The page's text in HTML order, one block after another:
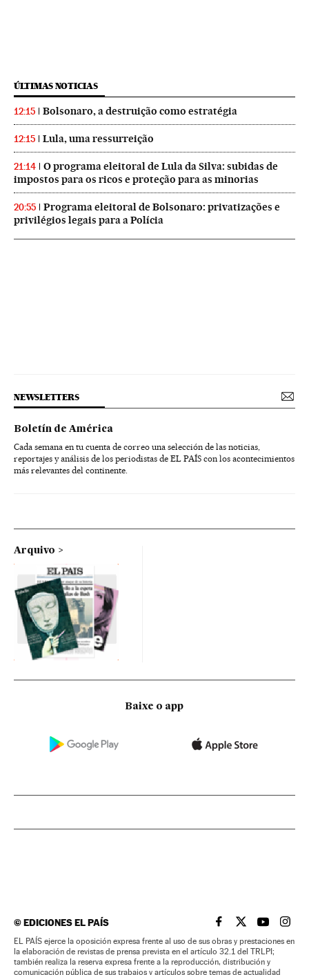
ÚLTIMAS NOTICIAS
12:15 Bolsonaro, a destruição como estratégia
12:15 Lula, uma ressurreição
21:14
O programa eleitoral de Lula da Silva: subidas de
impostos para os ricos e proteção para as minorias
20:55
Programa eleitoral de Bolsonaro: privatizações e
privilégios legais para a Polícia
NEWSLETTERS
Boletín de América
Cada semana en tu cuenta de correo una selección de las noticias,
reportajes y análisis de los periodistas de EL PAÍS con los acontecimientos
más relevantes del continente.
Arquivo
Baixe o app
©EDICIONES EL PAÍS EL PAÍS BRASIL EN
EL PAÍSEL PAÍS
EL
EL PAÍS ejerce la oposición expresa frente al uso de sus obras y prestaciones en
la elaboración de revistas de prensa prevista en el artículo 32.1 del TRLPI;
también realiza la reserva expresa frente a la reproducción, distribución y
comunicación pública de sus trabajos y artículos sobre temas de actualidad